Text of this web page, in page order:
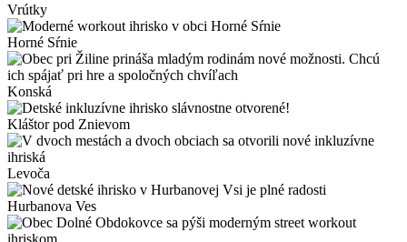
Vrútky
Horné Sŕnie
Konská
Kláštor pod Znievom
Levoča
Hurbanova Ves